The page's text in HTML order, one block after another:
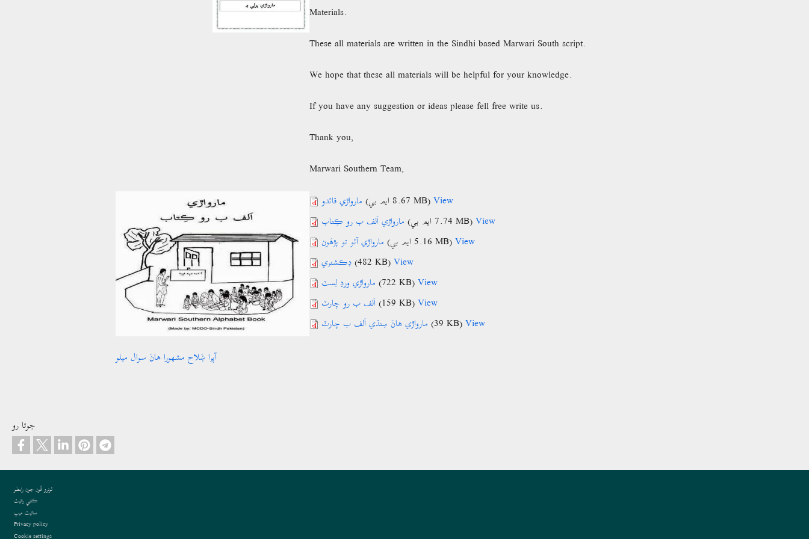
Materials.
These all materials are written in the Sindhi based Marwari South script.
We hope that these all materials will be helpful for your knowledge.
If you have any suggestion or ideas please fell free write us.
Thank you,
Marwari Southern Team,
مارواڙي قائدو
(8.67 ايم بي MB)View
مارواڙي اَلف ب رو ڪِتاب
(7.74 ايم بي MB)View
مارواڙي آئو تو پڙھَون
(5.16 ايم بي MB)View
ڊڪشنري
(482 KB)View
مارواڙي ورڍ لِسٽ
(722 KB)View
اَلف ب رو چارٽ
(159 KB)View
مارواڙي ھانَ سِنڌي اَلف ب چارٽ
(39 KB)View
آپرا ښَلاح مشھورا ھانَ سوال ميلو
جوتا رو
Footer
ٿونرو فُون جون رابطو
ڪاپي رائيٽ
سائيٽ ميپ
Privacy policy